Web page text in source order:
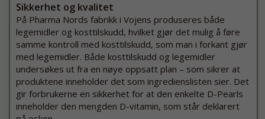
Sikkerhet og kvalitet
På Pharma Nords fabrikk i Vojens produseres både
legemidler og kosttilskudd, hvilket gjør det mulig å føre
samme kontroll med kosttilskudd, som man i forkant gjør
med legemidler. Både kosttilskudd og legemidler
undersøkes ut fra en nøye oppsatt plan – som sikrer at
produktene inneholder det som ingredienslisten sier. Det
gir forbrukerne en sikkerhet for at den enkelte D-Pearls
inneholder den mengden D-vitamin, som står deklarert